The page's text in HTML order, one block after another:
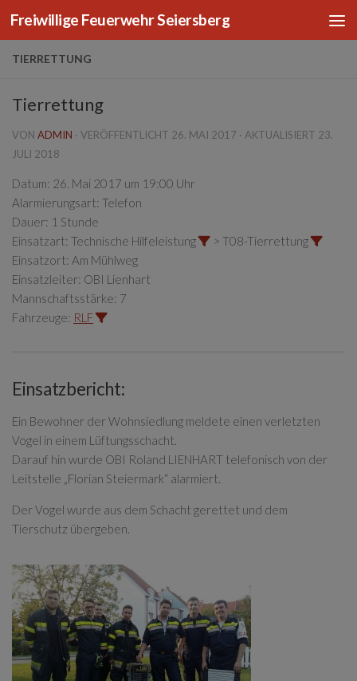
Zum Inhalt springen
Freiwillige Feuerwehr Seiersberg
TIERRETTUNG
Tierrettung
VON ADMIN · VERÖFFENTLICHT 26. MAI 2017 · AKTUALISIERT 23.
JULI 2018
Datum: 26. Mai 2017 um 19:00 Uhr
Alarmierungsart: Telefon
Dauer: 1 Stunde
Einsatzart: Technische Hilfeleistung
> T08-Tierrettung
Einsatzort: Am Mühlweg
Einsatzleiter: OBI Lienhart
Mannschaftsstärke: 7
Fahrzeuge: RLF
Einsatzbericht:
Ein Bewohner der Wohnsiedlung meldete einen verletzten
Vogel in einem Lüftungsschacht.
Darauf hin wurde OBI Roland LIENHART telefonisch von der
Leitstelle „Florian Steiermark“ alarmiert.
Der Vogel wurde aus dem Schacht gerettet und dem
Tierschutz übergeben.